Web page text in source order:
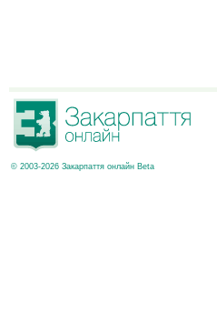
© 2003-2026 Закарпаття онлайн Beta